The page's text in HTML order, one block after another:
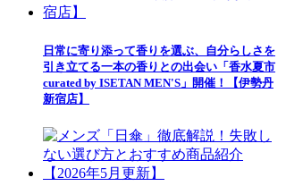
日常に寄り添って香りを選ぶ、自分らしさを
引き立てる一本の香りとの出会い「香水夏市
curated by ISETAN MEN'S」開催！【伊勢丹
新宿店】